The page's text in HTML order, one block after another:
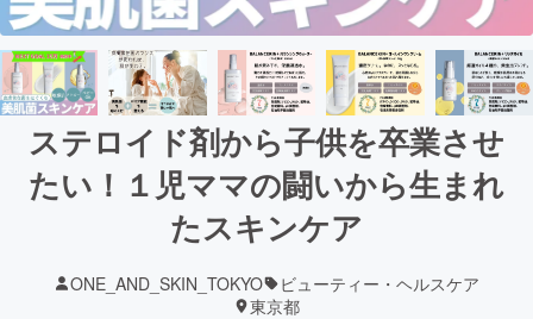
ステロイド剤から子供を卒業させ
たい！１児ママの闘いから生まれ
たスキンケア
ONE_AND_SKIN_TOKYO
ビューティー・ヘルスケア
東京都